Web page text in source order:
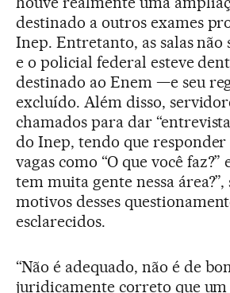
destinado a outros exames
Inep. Entretanto, as salas não
e o policial federal esteve
destinado ao Enem —e seu
excluído. Além disso,
chamados para dar
do Inep, tendo que
vagas como “O que você faz?”
tem muita gente nessa área?”,
motivos desses
esclarecidos.
“Não é adequado, não é de
juridicamente correto que um